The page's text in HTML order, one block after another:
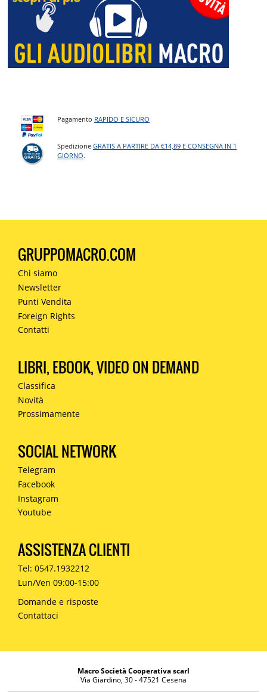
Pagamento RAPIDO E SICURO
SpedizioneGRATIS A PARTIRE DA €14,89 E CONSEGNA IN 1
GIORNO.
GRUPPOMACRO.COM
Chi siamo
Newsletter
Punti Vendita
Foreign Rights
Contatti
LIBRI, EBOOK, VIDEO ON DEMAND
Classifica
Novità
Prossimamente
SOCIAL NETWORK
Telegram
Facebook
Instagram
Youtube
ASSISTENZA CLIENTI
Tel: 0547.1932212
Lun/Ven 09:00-15:00
Domande e risposte
Contattaci
Macro Società Cooperativa scarl
Via Giardino, 30 - 47521 Cesena